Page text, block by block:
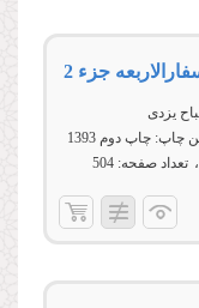
جزء 2
یزدی
چاپ: چاپ دوم 1393
تعداد صفحه: 504